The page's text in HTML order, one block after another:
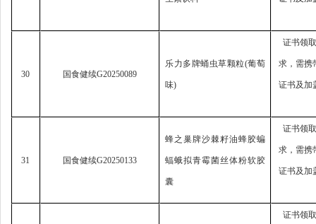
30 国食健续G20250089
乐力多牌蛹虫草颗粒(葡萄
味)
证书领
求， 需携
证书及加
31 国食健续G20250133
蜂之巢牌沙棘籽油蜂胶蝙
蝠蛾拟青霉菌丝体粉软胶
囊
证书领
求， 需携
证书及加
证书领